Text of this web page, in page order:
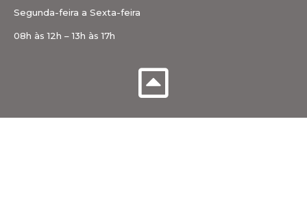
Segunda-feira a Sexta-feira
08h às 12h – 13h às 17h